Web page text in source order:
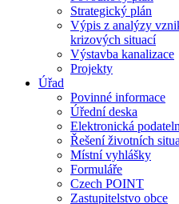
Strategický plán
Výpis z analýzy
krizových situací
Výstavba kanalizace
Projekty
Úřad
Povinné informace
Úřední deska
Elektronická
Řešení životních
Místní vyhlášky
Formuláře
Czech POINT
Zastupitelstvo obce